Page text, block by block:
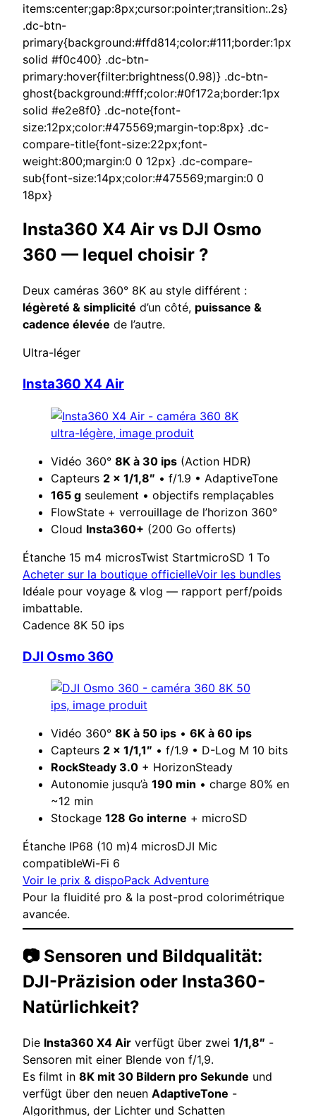
items:center;gap:8px;cursor:pointer;transition:.2s}
.dc-btn-
primary{background:#ffd814;color:#111;border:1px
solid #f0c400} .dc-btn-
primary:hover{filter:brightness(0.98)} .dc-btn-
ghost{background:#fff;color:#0f172a;border:1px
solid #e2e8f0} .dc-note{font-
size:12px;color:#475569;margin-top:8px} .dc-
compare-title{font-size:22px;font-
weight:800;margin:0 0 12px} .dc-compare-
sub{font-size:14px;color:#475569;margin:0 0
18px}
Insta360 X4 Air vs DJI Osmo
360 — lequel choisir ?
Deux caméras 360° 8K au style différent :
légèreté & simplicité d’un côté, puissance &
cadence élevée de l’autre.
Ultra-léger
Insta360 X4 Air
Vidéo 360° 8K à 30 ips (Action HDR)
Capteurs 2 × 1/1,8″ • f/1.9 • AdaptiveTone
165 g seulement • objectifs remplaçables
FlowState + verrouillage de l’horizon 360°
Cloud Insta360+ (200 Go offerts)
Étanche 15 m4 microsTwist StartmicroSD 1 To
Acheter sur la boutique officielleVoir les bundles
Idéale pour voyage & vlog — rapport perf/poids
imbattable.
Cadence 8K 50 ips
DJI Osmo 360
Vidéo 360° 8K à 50 ips • 6K à 60 ips
Capteurs 2 × 1/1,1″ • f/1.9 • D-Log M 10 bits
RockSteady 3.0 + HorizonSteady
Autonomie jusqu’à 190 min • charge 80% en
~12 min
Stockage 128 Go interne + microSD
Étanche IP68 (10 m)4 microsDJI Mic
compatibleWi-Fi 6
Voir le prix & dispoPack Adventure
Pour la fluidité pro & la post-prod colorimétrique
avancée.
📷 Sensoren und Bildqualität:
DJI-Präzision oder Insta360-
Natürlichkeit?
Die Insta360 X4 Air verfügt über zwei 1/1,8″ -
Sensoren mit einer Blende von f/1,9.
Es filmt in 8K mit 30 Bildern pro Sekunde und
verfügt über den neuen AdaptiveTone -
Algorithmus, der Lichter und Schatten